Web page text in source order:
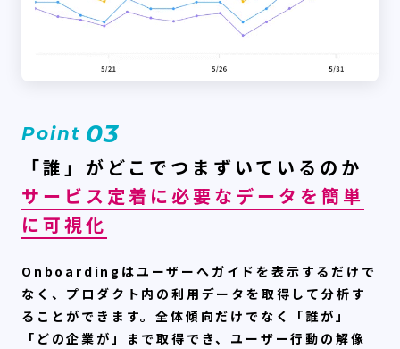
Point 03
「誰」がどこでつまずいているのか
サービス定着に必要なデータを簡単
に可視化
Onboardingはユーザーへガイドを表示するだけで
なく、プロダクト内の利用データを取得して分析す
ることができます。全体傾向だけでなく「誰が」
「どの企業が」まで取得でき、ユーザー行動の解像